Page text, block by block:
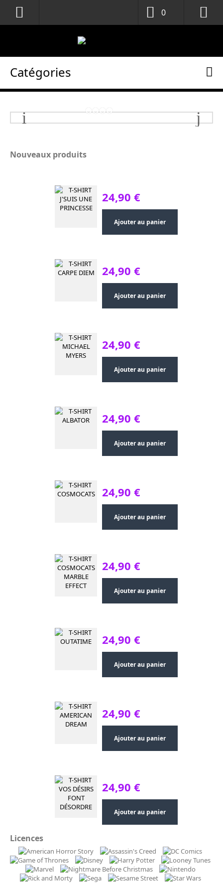
0
Catégories
Nouveaux produits
24,90 €
Ajouter au panier
24,90 €
Ajouter au panier
24,90 €
Ajouter au panier
24,90 €
Ajouter au panier
24,90 €
Ajouter au panier
24,90 €
Ajouter au panier
24,90 €
Ajouter au panier
24,90 €
Ajouter au panier
24,90 €
Ajouter au panier
Licences